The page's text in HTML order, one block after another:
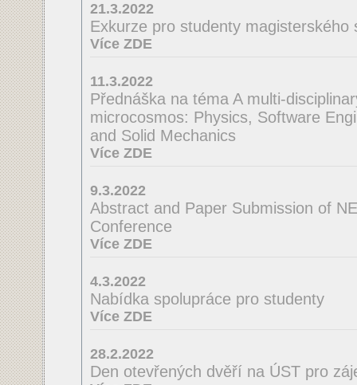
21.3.2022
Exkurze pro studenty magisterského
Více ZDE
11.3.2022
Přednáška na téma A multi-
microcosmos: Physics, Software
and Solid Mechanics
Více ZDE
9.3.2022
Abstract and Paper Submission of
Conference
Více ZDE
4.3.2022
Nabídka spolupráce pro studenty
Více ZDE
28.2.2022
Den otevřených dvěří na ÚST pro